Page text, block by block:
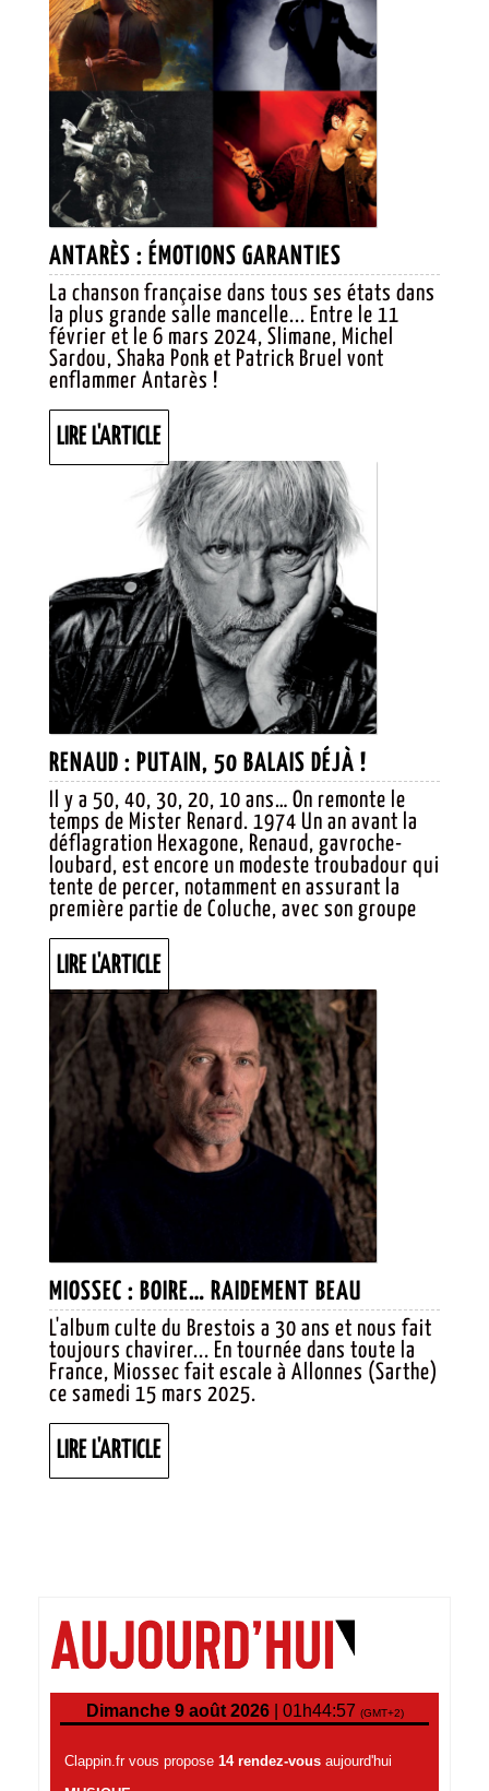
ANTARÈS : ÉMOTIONS GARANTIES
ÉMOTIONS
GARANTIES
La chanson française dans tous ses états dans
la plus grande salle mancelle... Entre le 11
février et le 6 mars 2024, Slimane, Michel
Sardou, Shaka Ponk et Patrick Bruel vont
enflammer Antarès !
LIRE L'ARTICLELIRE
L'ARTICLE
RENAUD : PUTAIN, 50 BALAIS DÉJÀ !
PUTAIN,
50
BALAIS
DÉJÀ !
temps de Mister Renard. 1974 Un an avant la
déflagration Hexagone, Renaud, gavroche-
loubard, est encore un modeste troubadour qui
tente de percer, notamment en assurant la
première partie de Coluche, avec son groupe
LIRE L'ARTICLELIRE
L'ARTICLE
MIOSSEC : BOIRE… RAIDEMENT BEAU
BOIRE…
RAIDEMENT
BEAU
L'album culte du Brestois a 30 ans et nous fait
toujours chavirer... En tournée dans toute la
France, Miossec fait escale à Allonnes (Sarthe)
ce samedi 15 mars 2025.
LIRE L'ARTICLELIRE